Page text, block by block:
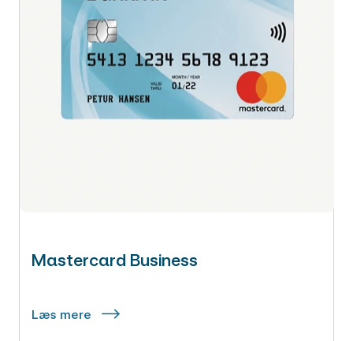
Mastercard Business
Læs mere